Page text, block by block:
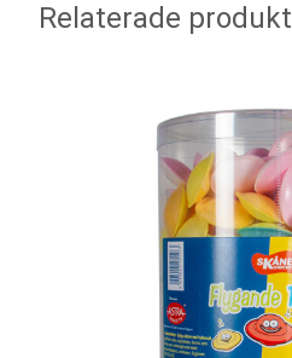
Relaterade